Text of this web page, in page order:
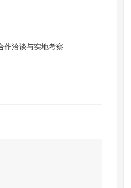
作洽谈与实地考察